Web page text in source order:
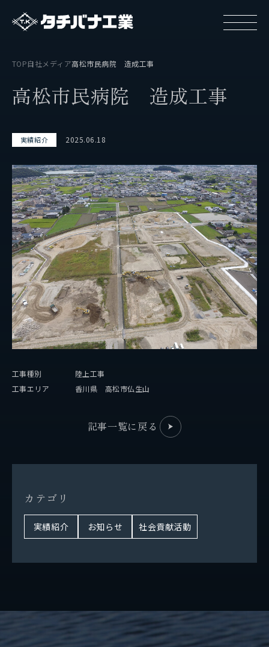
タチバナ工業について
基本方針と基本戦略
タチバナ工業の強み
タチバナ工業はやわかり
事業紹介
保有船舶
企業情報
代表挨拶
サステナビリティ
TOP自社メディア高松市民病院 造成工事
高松市民病院 造成工事
実績紹介 2025.06.18
工事種別
陸上工事
工事エリア
香川県 高松市仏生山
記事一覧に戻る
カ テゴ リ
実績紹介 お知らせ 社会貢献活動